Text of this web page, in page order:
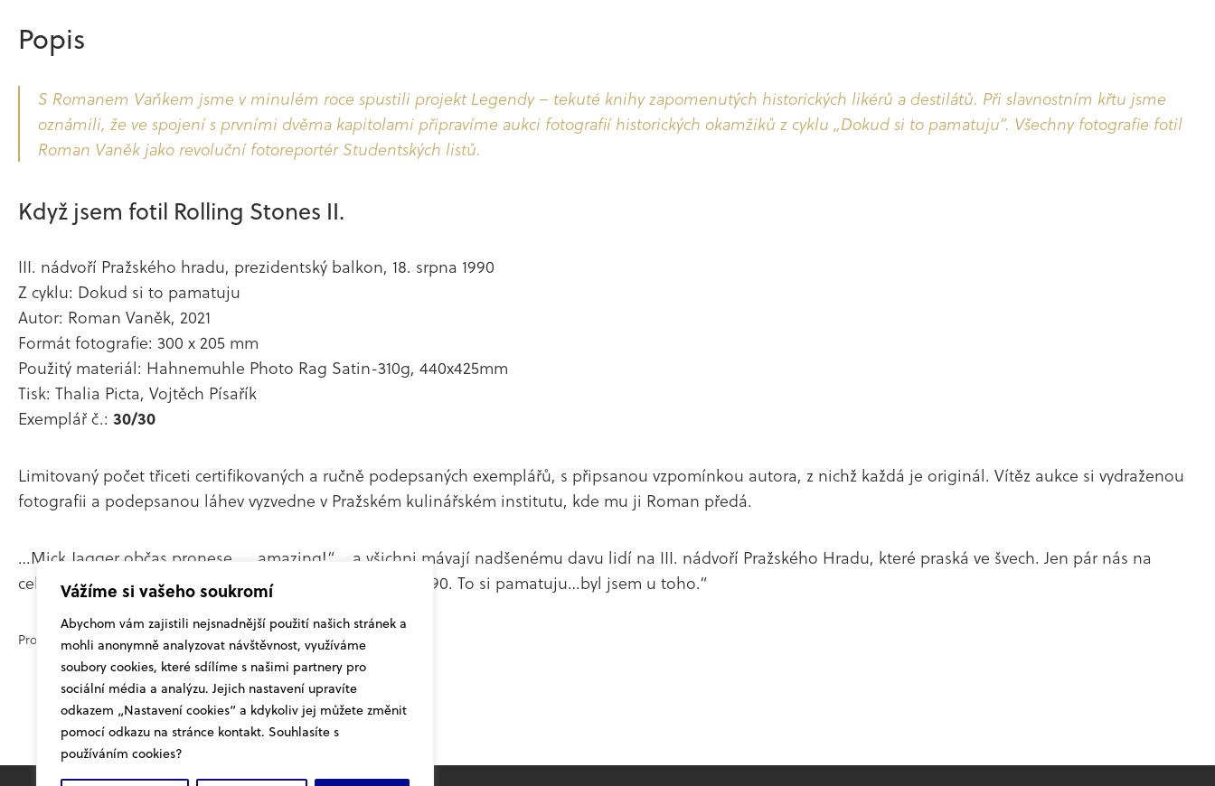
Vážíme si vašeho soukromí
Abychom vám zajistili nejsnadnější použití našich stránek a
mohli anonymně analyzovat návštěvnost, využíváme
soubory cookies, které sdílíme s našimi partnery pro
sociální média a analýzu. Jejich nastavení upravíte
odkazem „Nastavení cookies“ a kdykoliv jej můžete změnit
pomocí odkazu na stránce kontakt. Souhlasíte s
používáním cookies?
Popis
S Romanem Vaňkem jsme v minulém roce spustili projekt Legendy – tekuté knihy zapomenutých historických likérů a destilátů. Při slavnostním křtu jsme
oznámili, že ve spojení s prvními dvěma kapitolami připravíme aukci fotografií historických okamžiků z cyklu „Dokud si to pamatuju”. Všechny fotografie fotil
Roman Vaněk jako revoluční fotoreportér Studentských listů.
Když jsem fotil Rolling Stones II.
III. nádvoří Pražského hradu, prezidentský balkon, 18. srpna 1990
Z cyklu: Dokud si to pamatuju
Autor: Roman Vaněk, 2021
Formát fotografie: 300 x 205 mm
Použitý materiál: Hahnemuhle Photo Rag Satin-310g, 440x425mm
Tisk: Thalia Picta, Vojtěch Písařík
Exemplář č.: 30/30
Limitovaný počet třiceti certifikovaných a ručně podepsaných exemplářů, s připsanou vzpomínkou autora, z nichž každá je originál. Vítěz aukce si vydraženou
fotografii a podepsanou láhev vyzvedne v Pražském kulinářském institutu, kde mu ji Roman předá.
…Mick Jagger občas pronese „…amazing!“ …a všichni mávají nadšenému davu lidí na III. nádvoří Pražského Hradu, které praská ve švech. Jen pár nás na
celým světě stálo na tom prezidentským balkonu 18.8.1990. To si pamatuju…byl jsem u toho.“
Pro účast v aukci musíte být seznámeni saukčními podmínkami